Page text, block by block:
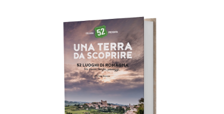
AGGIUNGI AL CARRELLO /